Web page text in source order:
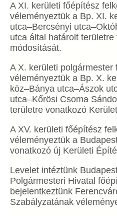
A XI. kerületi főépítész
véleményeztük a Bp. XI.
utca–Bercsényi
utca által határolt
módosítását.
A X. kerületi polgármester
véleményeztük a Bp. X.
köz–Bánya utca–Ászok
utca–Kőrösi Csoma
területre vonatkozó
A XV. kerületi főépítész
véleményeztük a
vonatkozó új Kerületi
Levelet intéztünk
Polgármesteri Hivatal
bejelentkeztünk
Szabályzatának